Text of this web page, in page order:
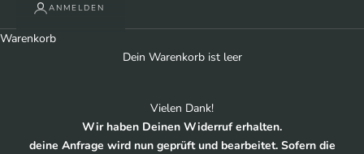
ANMELDEN
Warenkorb
Dein Warenkorb ist leer
Vielen Dank!
Wir haben Deinen Widerruf erhalten.
deine Anfrage wird nun geprüft und bearbeitet. Sofern die